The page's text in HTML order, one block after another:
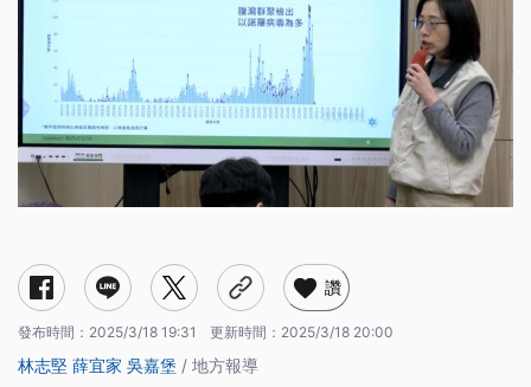
讚
發布時間： 2025/3/18 19:31 更新時間： 2025/3/18 20:00
林志堅 薛宜家 吳嘉堡 / 地方報導